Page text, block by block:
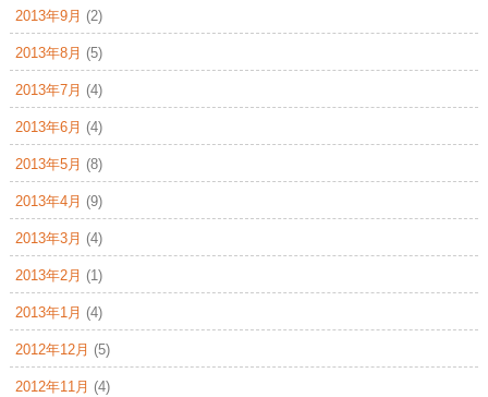
2013年9月 (2)
2013年8月 (5)
2013年7月 (4)
2013年6月 (4)
2013年5月 (8)
2013年4月 (9)
2013年3月 (4)
2013年2月 (1)
2013年1月 (4)
2012年12月 (5)
2012年11月 (4)